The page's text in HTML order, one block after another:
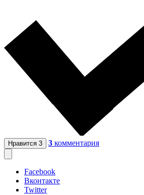
Нравится 3 3 комментария
Facebook
Вконтакте
Twitter